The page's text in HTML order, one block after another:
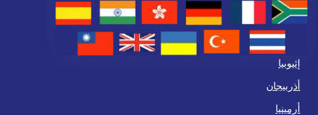
إثيوبيا
أذربيجان
أرمينيا